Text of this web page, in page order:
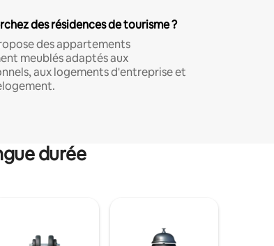
des résidences de tourisme ?
des appartements
meublés adaptés aux
aux logements d'entreprise et
durée